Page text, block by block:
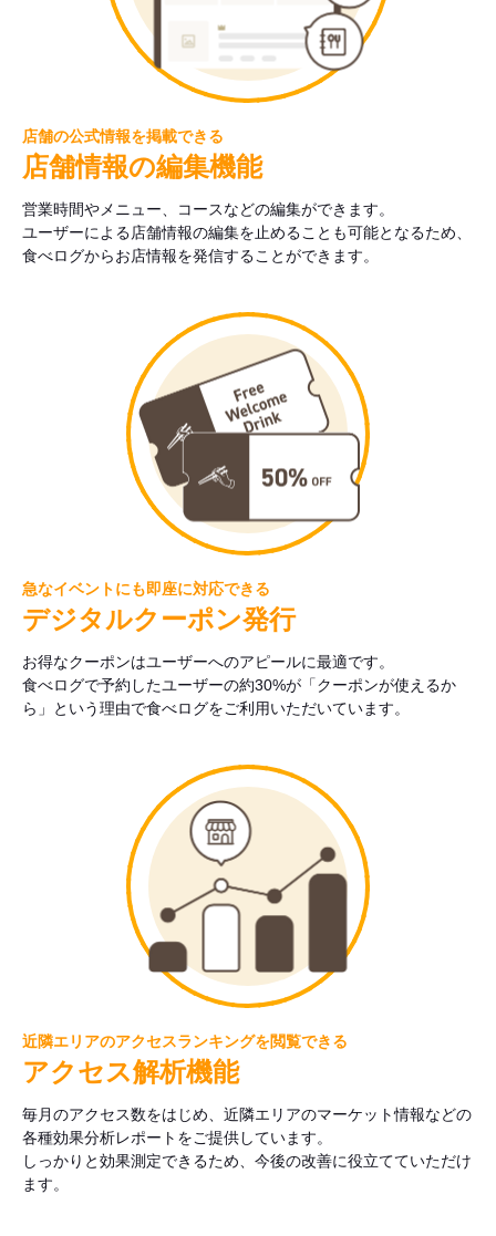
店舗の公式情報を掲載できる
店舗情報の編集機能
営業時間やメニュー、コースなどの編集ができます。
ユーザーによる店舗情報の編集を止めることも可能となるため、
食べログからお店情報を発信することができます。
急なイベントにも即座に対応できる
デジタルクーポン発行
お得なクーポンはユーザーへのアピールに最適です。
食べログで予約したユーザーの約30%が「クーポンが使えるか
ら」という理由で食べログをご利用いただいています。
近隣エリアのアクセスランキングを閲覧できる
アクセス解析機能
毎月のアクセス数をはじめ、近隣エリアのマーケット情報などの
各種効果分析レポートをご提供しています。
しっかりと効果測定できるため、今後の改善に役立てていただけ
ます。